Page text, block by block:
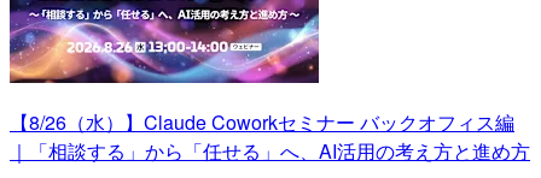
【8/26（水）】Claude Coworkセミナー バックオフィス編
｜「相談する」から「任せる」へ、AI活用の考え方と進め方